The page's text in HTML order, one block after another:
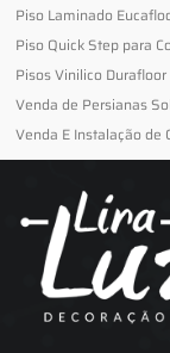
Piso Laminado
Piso Quick Step para
Pisos Vinilico Durafloor
Venda de Persianas
Venda E Instalação de